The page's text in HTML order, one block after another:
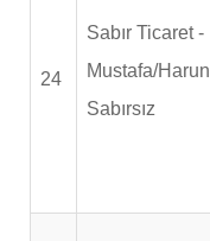
24
Sabır Ticaret -
Mustafa/Harun
Sabırsız